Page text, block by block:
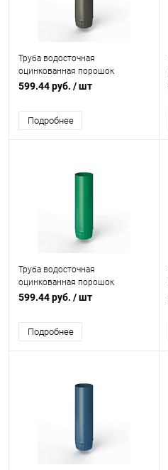
Труба водосточная
оцинкованная порошок
ф125х1250мм RAL 7022
599.44 руб. / шт
Подробнее
Труба водосточная
оцинкованная порошок
ф125х1250мм RAL 6024
599.44 руб. / шт
Подробнее